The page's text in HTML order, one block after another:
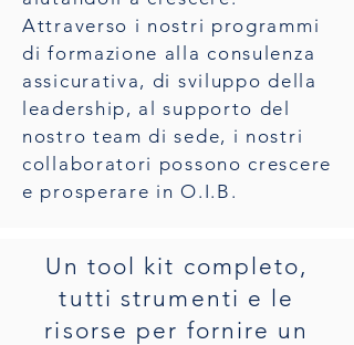
Attraverso i nostri programmi
di formazione alla consulenza
assicurativa, di sviluppo della
leadership, al supporto del
nostro team di sede, i nostri
collaboratori possono crescere
e prosperare in O.I.B.
Un tool kit completo,
tutti strumenti e le
risorse per fornire un